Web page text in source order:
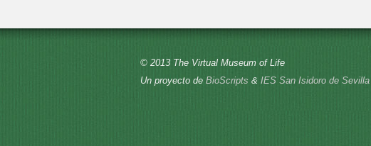
© 2013 The Virtual Museum of Life
Un proyecto de BioScripts & IES San Isidoro de Sevilla